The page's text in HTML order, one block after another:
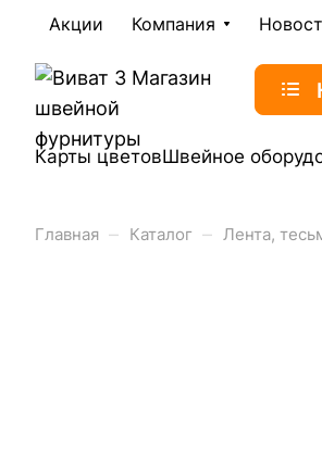
Акции Компания
Карты цветовШвейное
Главная – Каталог – Лента,